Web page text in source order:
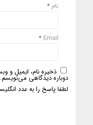
نام *
Email
*
ذخیره نام، ایمیل و
دوباره دیدگاهی می‌نویسم.
لطفا پاسخ را به عدد